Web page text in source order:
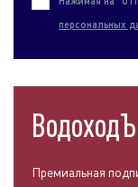
персональных
Премиальная